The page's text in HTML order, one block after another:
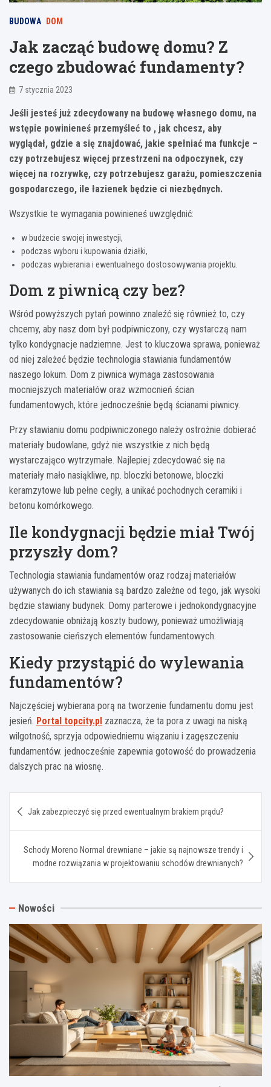
BUDOWA DOM
Jak zacząć budowę domu? Z
czego zbudować fundamenty?
7 stycznia 2023
Jeśli jesteś już zdecydowany na budowę własnego domu, na
wstępie powinieneś przemyśleć to , jak chcesz, aby
wyglądał, gdzie a się znajdować, jakie spełniać ma funkcje –
czy potrzebujesz więcej przestrzeni na odpoczynek, czy
więcej na rozrywkę, czy potrzebujesz garażu, pomieszczenia
gospodarczego, ile łazienek będzie ci niezbędnych.
Wszystkie te wymagania powinieneś uwzględnić:
w budżecie swojej inwestycji,
podczas wyboru i kupowania działki,
podczas wybierania i ewentualnego dostosowywania projektu.
Dom z piwnicą czy bez?
Wśród powyższych pytań powinno znaleźć się również to, czy
chcemy, aby nasz dom był podpiwniczony, czy wystarczą nam
tylko kondygnacje nadziemne. Jest to kluczowa sprawa, ponieważ
od niej zależeć będzie technologia stawiania fundamentów
naszego lokum. Dom z piwnica wymaga zastosowania
mocniejszych materiałów oraz wzmocnień ścian
fundamentowych, które jednocześnie będą ścianami piwnicy.
Przy stawianiu domu podpiwniczonego należy ostrożnie dobierać
materiały budowlane, gdyż nie wszystkie z nich będą
wystarczająco wytrzymałe. Najlepiej zdecydować się na
materiały mało nasiąkliwe, np. bloczki betonowe, bloczki
keramzytowe lub pełne cegły, a unikać pochodnych ceramiki i
betonu komórkowego.
Ile kondygnacji będzie miał Twój
przyszły dom?
Technologia stawiania fundamentów oraz rodzaj materiałów
używanych do ich stawiania są bardzo zależne od tego, jak wysoki
będzie stawiany budynek. Domy parterowe i jednokondygnacyjne
zdecydowanie obniżają koszty budowy, ponieważ umożliwiają
zastosowanie cieńszych elementów fundamentowych.
Kiedy przystąpić do wylewania
fundamentów?
Najczęściej wybierana porą na tworzenie fundamentu domu jest
jesień. Portal topcity.pl zaznacza, że ta pora z uwagi na niską
wilgotność, sprzyja odpowiedniemu wiązaniu i zagęszczeniu
fundamentów. jednocześnie zapewnia gotowość do prowadzenia
dalszych prac na wiosnę.
wpisu
Jak zabezpieczyć się przed ewentualnym brakiem prądu?
Schody Moreno Normal drewniane – jakie są najnowsze trendy i
modne rozwiązania w projektowaniu schodów drewnianych?
Nowości